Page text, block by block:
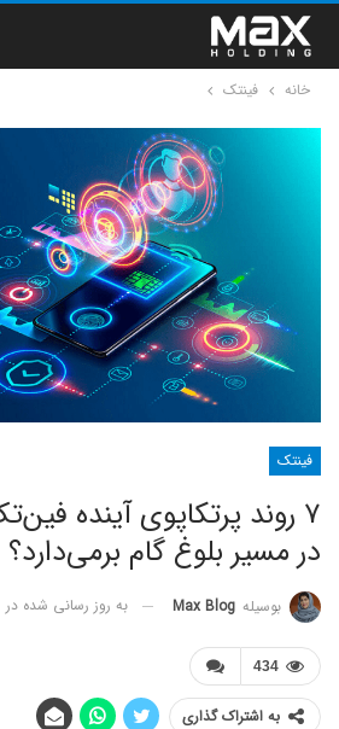
خانه فینتک
فینتک
۷ روند پرتکاپوی آینده
در مسیر بلوغ گام بر‌می‌دارد؟
بوسیله Max Blog به روز رسانی شده در
434
به اشتراک گذاری